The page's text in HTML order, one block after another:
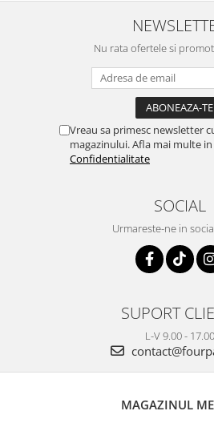
Nu rata ofertele si
Vreau sa primesc newsletter
magazinului. Afla mai multe in
Confidentialitate
SOCIAL
Urmareste-ne in
SUPORT
L-V 9.00 - 17.00
MAGAZINUL